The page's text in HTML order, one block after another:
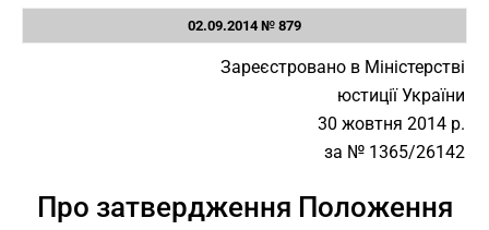
02.09.2014 № 879
Зареєстровано в Міністерстві
юстиції України
30 жовтня 2014 р.
за № 1365/26142
Про затвердження Положення